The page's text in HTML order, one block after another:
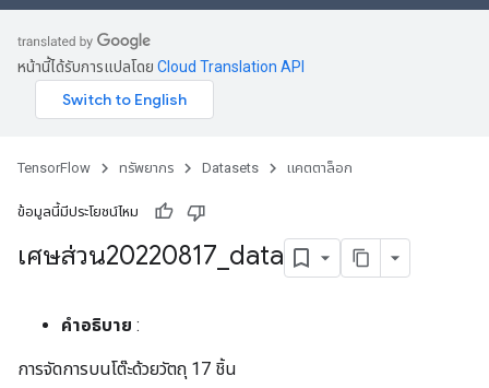
หน้านี้ได้รับการแปลโดย Cloud Translation API
TensorFlow ทรัพยากร Datasets แคตตาล็อก
ข้อมูลนี้มีประโยชน์ไหม
เศษส่วน20220817 data
คำอธิบาย :
การจัดการบนโต๊ะด้วยวัตถุ 17 ชิ้น